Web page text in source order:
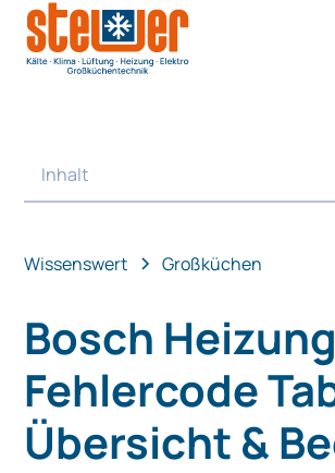
Inhalt
Wissenswert
Großküchen
Bosch Heizung
Fehlercode
Übersicht &